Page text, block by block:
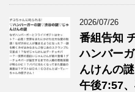
2026/07/26
番組告知
ハンバー
んけんの
午後7:57